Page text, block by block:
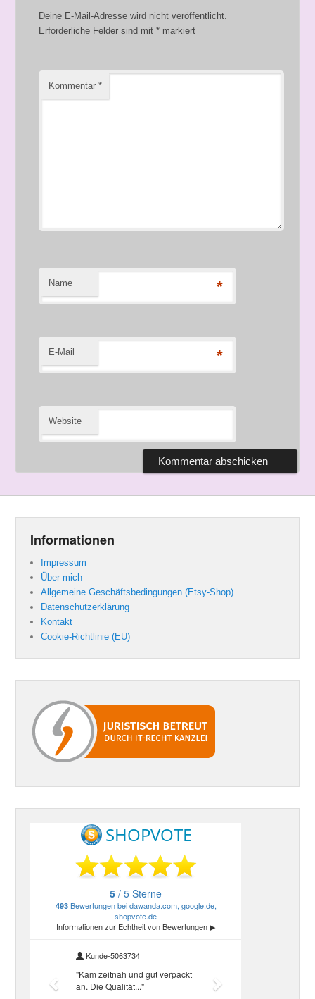
Deine E-Mail-Adresse wird nicht veröffentlicht.
Erforderliche Felder sind mit* markiert
Kommentar*
Name *
E-Mail *
Website
Informationen
Impressum
Über mich
Allgemeine Geschäftsbedingungen (Etsy-Shop)
Datenschutzerklärung
Kontakt
Cookie-Richtlinie (EU)